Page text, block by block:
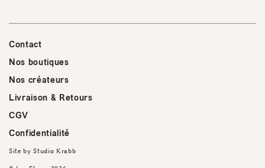
Contact
Nos boutiques
Nos créateurs
Livraison & Retours
CGV
Confidentialité
Site byStudio Krabb